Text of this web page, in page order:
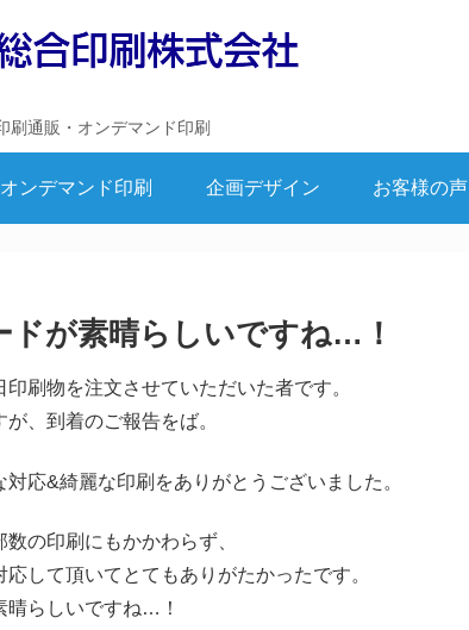
刷通販・オンデマンド印刷
オンデマンド印刷 企画デザイン お客様の声
ドが素晴らしいですね…！
印刷物を注文させていただいた者です。
、到着のご報告をば。
対応&綺麗な印刷をありがとうございました。
の印刷にもかかわらず、
応して頂いてとてもありがたかったです。
晴らしいですね…！